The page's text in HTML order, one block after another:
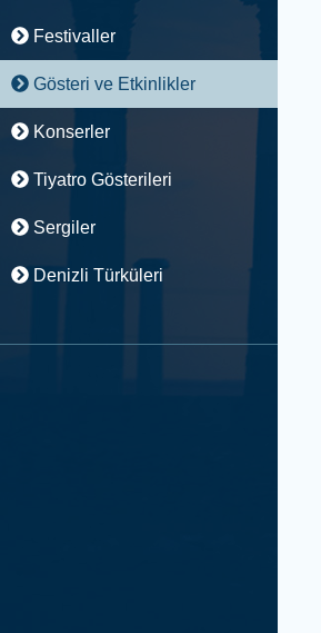
Festivaller
Gösteri ve Etkinlikler
Konserler
Tiyatro Gösterileri
Sergiler
Denizli Türküleri